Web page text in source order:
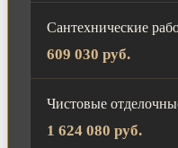
Сантехнические
609 030 руб.
Чистовые
1 624 080 руб.